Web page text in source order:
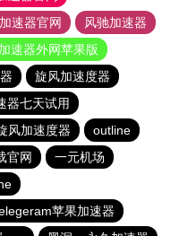
速器官网
风驰加速器
速器外网苹果版
旋风加速度器
器七天试用
风加速度器
outline
官网
一元机场
苹果加速器